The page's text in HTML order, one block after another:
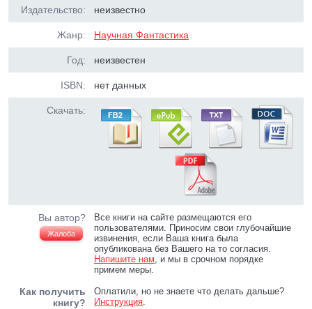
Издательство: неизвестно
Жанр: Научная Фантастика
Год: неизвестен
ISBN: нет данных
Скачать:
Вы автор?
Жалоба
Все книги на сайте размещаются его
пользователями. Приносим свои глубочайшие
извинения, если Ваша книга была
опубликована без Вашего на то согласия.
Напишите нам, и мы в срочном порядке
примем меры.
Как получить
книгу?
Оплатили, но не знаете что делать дальше?
Инструкция.